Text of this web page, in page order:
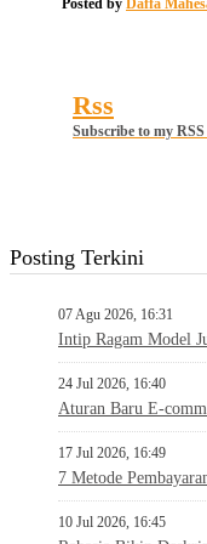
Rss
Subscribe to my RSS
Posting Terkini
07 Agu 2026, 16:31
Intip Ragam Model
24 Jul 2026, 16:40
Aturan Baru E-
17 Jul 2026, 16:49
7 Metode
10 Jul 2026, 16:45